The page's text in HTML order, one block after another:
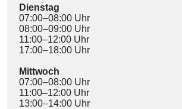
Dienstag
07:00–08:00 Uhr
08:00–09:00 Uhr
11:00–12:00 Uhr
17:00–18:00 Uhr
Mittwoch
07:00–08:00 Uhr
11:00–12:00 Uhr
13:00–14:00 Uhr